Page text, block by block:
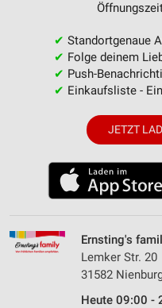
✔ Standortgenaue
✔ Folge deinem
✔ Push-
✔ Einkaufsliste -
JETZT
Ernsting's
Lemker Str. 20
31582
Heute 09:00 -